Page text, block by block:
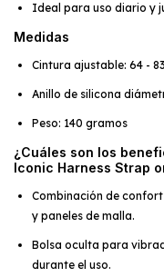
Ideal para uso diario y
Medidas
Cintura ajustable: 64 -
Anillo de silicona
Peso: 140 gramos
¿Cuáles son los
Iconic Harness Strap
Combinación de
y paneles de malla.
Bolsa oculta para
durante el uso.